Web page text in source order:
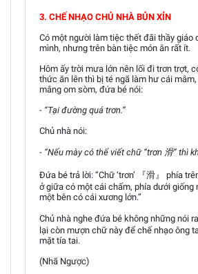
3. CHẾ NHẠO CHỦ NHÀ BỦN XỈN
Có một người làm tiệc thết đãi thầy giáo
mình, nhưng trên bàn tiệc món ăn rất ít.
Hôm ấy trời mưa lớn nên lối đi trơn trợt,
thức ăn lên thì bị té ngã làm hư cái
mắng om sòm, đứa bé nói:
- “Tại đường quá trơn.”
Chủ nhà nói:
- “Nếu mày có thể viết chữ “trơn 滑” thì
Đứa bé trả lời: “Chữ ‘trơn’ 『滑』 phía
ở giữa có một cái chấm, phía dưới giống
một bên có cái xương lớn.”
Chủ nhà nghe đứa bé không những nói
lại còn mượn chữ này để chế nhạo ông
mặt tía tai.
(Nhã Ngược)